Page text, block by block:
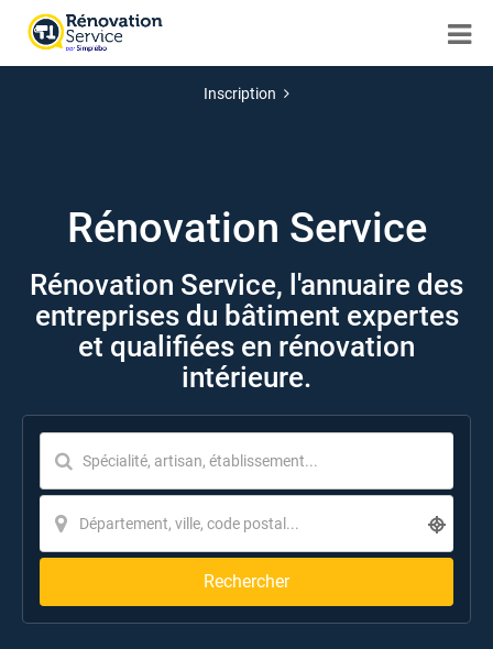
Inscription
Rénovation Service
Rénovation Service, l'annuaire des
entreprises du bâtiment expertes
et qualifiées en rénovation
intérieure.
Rechercher